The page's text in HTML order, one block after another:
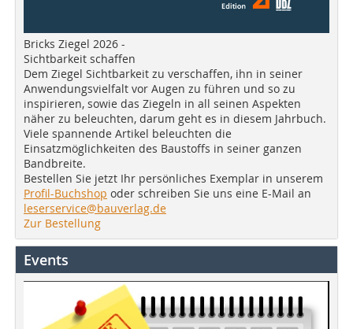
Bricks Ziegel 2026 -
Sichtbarkeit schaffen
Dem Ziegel Sichtbarkeit zu verschaffen, ihn in seiner
Anwendungsvielfalt vor Augen zu führen und so zu
inspirieren, sowie das Ziegeln in all seinen Aspekten
näher zu beleuchten, darum geht es in diesem Jahrbuch.
Viele spannende Artikel beleuchten die
Einsatzmöglichkeiten des Baustoffs in seiner ganzen
Bandbreite.
Bestellen Sie jetzt Ihr persönliches Exemplar in unserem
Profil-Buchshop oder schreiben Sie uns eine E-Mail an
leserservice@bauverlag.de
Zur Bestellung
Events